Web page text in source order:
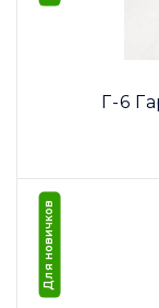
Г-6
Для новичков